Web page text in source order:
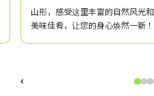
山形，感受这里丰富的自然风光和
美味佳肴，让您的身心焕然一新！